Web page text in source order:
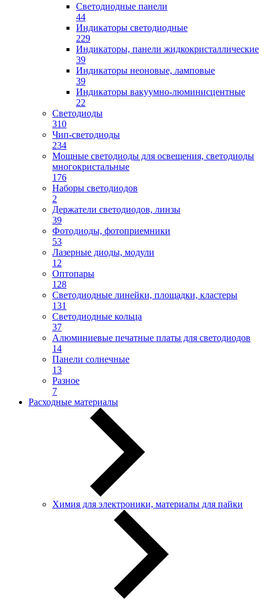
Светодиодные панели
44
Индикаторы светодиодные
229
Индикаторы, панели жидкокристаллические
39
Индикаторы неоновые, ламповые
39
Индикаторы вакуумно-люминисцентные
22
Светодиоды
310
Чип-светодиоды
234
Мощные светодиоды для освещения, светодиоды
многокристальные
176
Наборы светодиодов
2
Держатели светодиодов, линзы
39
Фотодиоды, фотоприемники
53
Лазерные диоды, модули
12
Оптопары
128
Светодиодные линейки, площадки, кластеры
131
Светодиодные кольца
37
Алюминиевые печатные платы для светодиодов
14
Панели солнечные
13
Разное
7
Расходные материалы
Химия для электроники, материалы для пайки